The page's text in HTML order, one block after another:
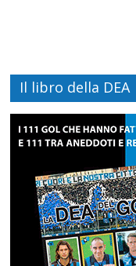
Il libro della DEA